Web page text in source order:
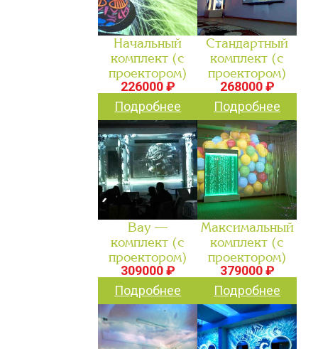
Начальный
комплект (с
проектором)
226000 ₽
Подробнее
Стандартный
комплект (с
проектором)
268000 ₽
Подробнее
Вау —
комплект (с
проектором)
309000 ₽
Подробнее
Максимальный
комплект (с
проектором)
379000 ₽
Подробнее